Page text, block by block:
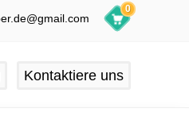
0
Kontaktiere uns